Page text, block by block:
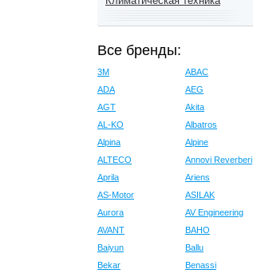
Все бренды:
3M
ABAC
ADA
AEG
AGT
Akita
AL-KO
Albatros
Alpina
Alpine
ALTECO
Annovi Reverberi
Aprila
Ariens
AS-Motor
ASILAK
Aurora
AV Engineering
AVANT
BAHO
Baiyun
Ballu
Bekar
Benassi